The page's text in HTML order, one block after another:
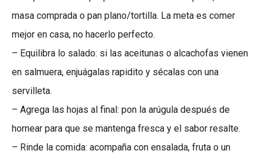
masa comprada o pan plano/tortilla. La meta es comer
mejor en casa, no hacerlo perfecto.
– Equilibra lo salado: si las aceitunas o alcachofas vienen
en salmuera, enjuágalas rapidito y sécalas con una
servilleta.
– Agrega las hojas al final: pon la arúgula después de
hornear para que se mantenga fresca y el sabor resalte.
– Rinde la comida: acompaña con ensalada, fruta o un